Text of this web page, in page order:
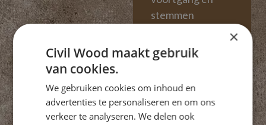
stemmen
momenten tijdig
met je af.
helder en worden
nagekomen,
×
Civil Wood maakt gebruik
van cookies.
We gebruiken cookies om inhoud en
advertenties te personaliseren en om ons
verkeer te analyseren. We delen ook